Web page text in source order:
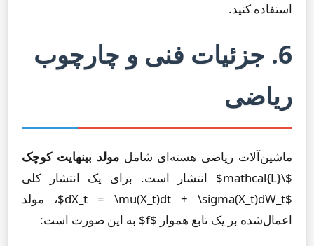
استفاده کنید.
6. جزئیات فنی و چارچوب
ریاضی
ماشین‌آلات ریاضی هسته‌ای شاملمولد بینهایت کوچک
$\mathcal{L}$ انتشار است. برای یک انتشار کلی
$dX_t = \mu(X_t)dt + \sigma(X_t)dW_t$، مولد
اعمال‌شده بر یک تابع هموار $f$ به این صورت است: